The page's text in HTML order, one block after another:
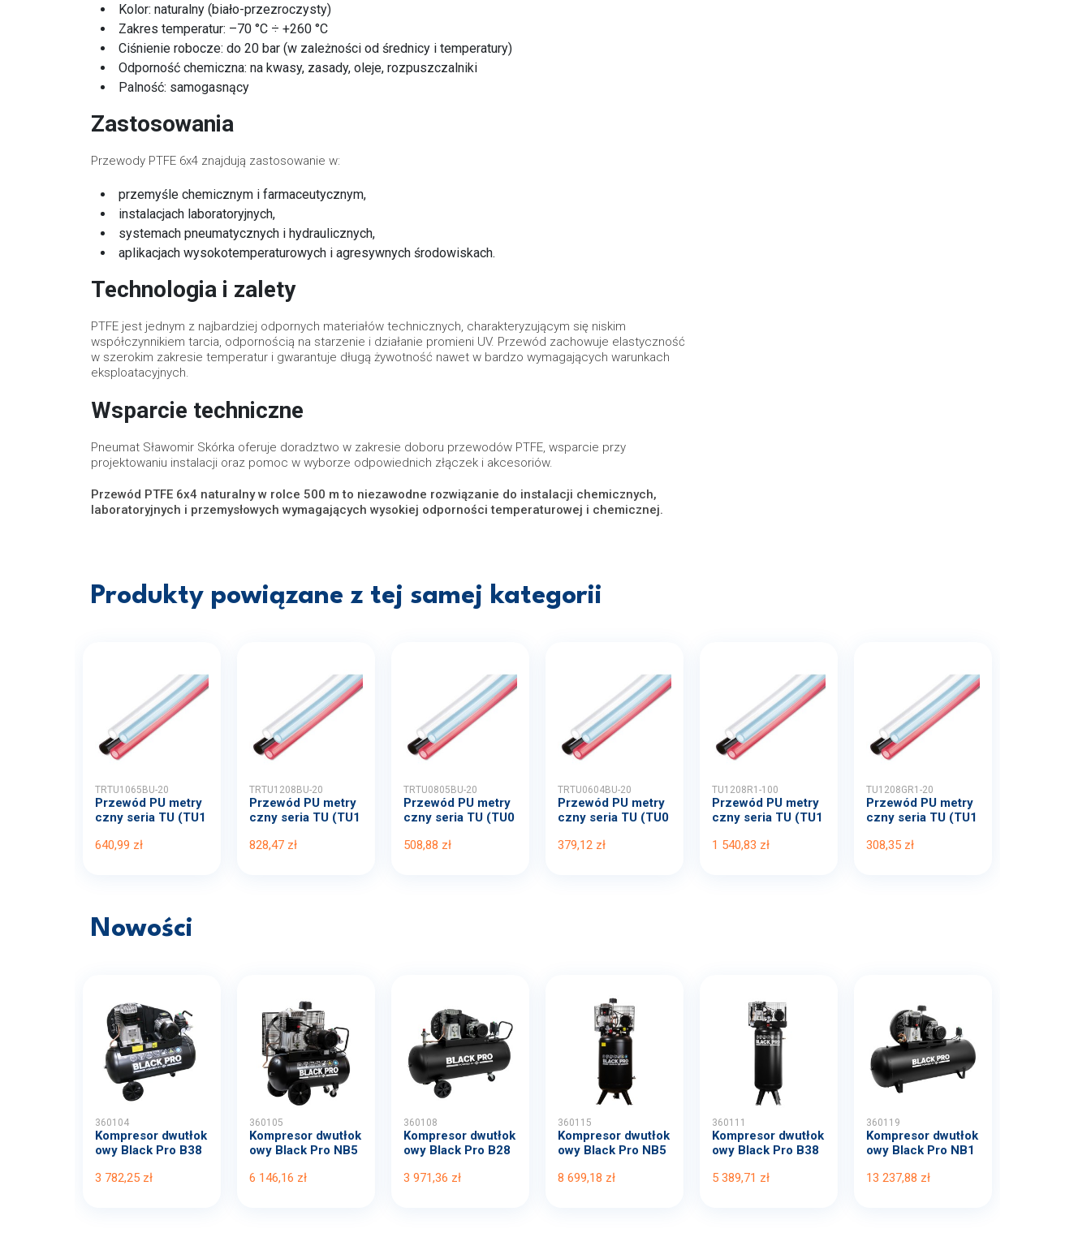
Kolor: naturalny (biało-przezroczysty)
Zakres temperatur: –70 °C ÷ +260 °C
Ciśnienie robocze: do 20 bar (w zależności od średnicy i temperatury)
Odporność chemiczna: na kwasy, zasady, oleje, rozpuszczalniki
Palność: samogasnący
Zastosowania
Przewody PTFE 6x4 znajdują zastosowanie w:
przemyśle chemicznym i farmaceutycznym,
instalacjach laboratoryjnych,
systemach pneumatycznych i hydraulicznych,
aplikacjach wysokotemperaturowych i agresywnych środowiskach.
Technologia i zalety
PTFE jest jednym z najbardziej odpornych materiałów technicznych, charakteryzującym się niskim
współczynnikiem tarcia, odpornością na starzenie i działanie promieni UV. Przewód zachowuje elastyczność
w szerokim zakresie temperatur i gwarantuje długą żywotność nawet w bardzo wymagających warunkach
eksploatacyjnych.
Wsparcie techniczne
Pneumat Sławomir Skórka oferuje doradztwo w zakresie doboru przewodów PTFE, wsparcie przy
projektowaniu instalacji oraz pomoc w wyborze odpowiednich złączek i akcesoriów.
Przewód PTFE 6x4 naturalny w rolce 500 m to niezawodne rozwiązanie do instalacji chemicznych,
laboratoryjnych i przemysłowych wymagających wysokiej odporności temperaturowej i chemicznej.
Produkty powiązane z tej samej kategorii
TRTU1065BU-20
Przewód PU metry
czny seria TU (TU1
640,99 zł
TRTU1208BU-20
Przewód PU metry
czny seria TU (TU1
828,47 zł
TRTU0805BU-20
Przewód PU metry
czny seria TU (TU0
508,88 zł
TRTU0604BU-20
Przewód PU metry
czny seria TU (TU0
379,12 zł
TU1208R1-100
Przewód PU metry
czny seria TU (TU1
1 540,83 zł
TU1208GR1-20
Przewód PU metry
czny seria TU (TU1
308,35 zł
Nowości
360104
Kompresor dwutłok
owy Black Pro B38
3 782,25 zł
360105
Kompresor dwutłok
owy Black Pro NB5
6 146,16 zł
360108
Kompresor dwutłok
owy Black Pro B28
3 971,36 zł
360115
Kompresor dwutłok
owy Black Pro NB5
8 699,18 zł
360111
Kompresor dwutłok
owy Black Pro B38
5 389,71 zł
360119
Kompresor dwutłok
owy Black Pro NB1
13 237,88 zł